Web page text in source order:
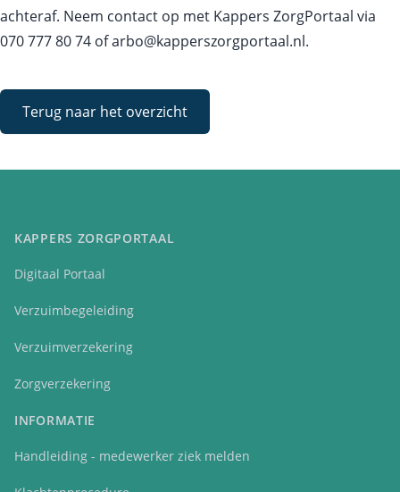
achteraf. Neem contact op met Kappers ZorgPortaal via
070 777 80 74 ofarbo@kapperszorgportaal.nl.
Terug naar het overzicht
KAPPERS ZORGPORTAAL
Digitaal Portaal
Verzuimbegeleiding
Verzuimverzekering
Zorgverzekering
INFORMATIE
Handleiding - medewerker ziek melden